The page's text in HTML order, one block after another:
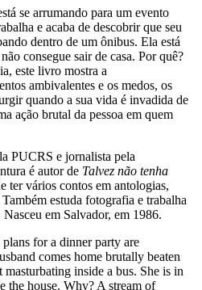
se arrumando para um evento
e acaba de descobrir que seu
dentro de um ônibus. Ela está
consegue sair de casa. Por quê?
este livro mostra a
ambivalentes e os medos, os
quando a sua vida é invadida de
ação brutal da pessoa em quem
PUCRS e jornalista pela
é autor de Talvez não tenha
ter vários contos em antologias,
estuda fotografia e trabalha
em Salvador, em 1986.
for a dinner party are
comes home brutally beaten
masturbating inside a bus. She is in
the house. Why? A stream of